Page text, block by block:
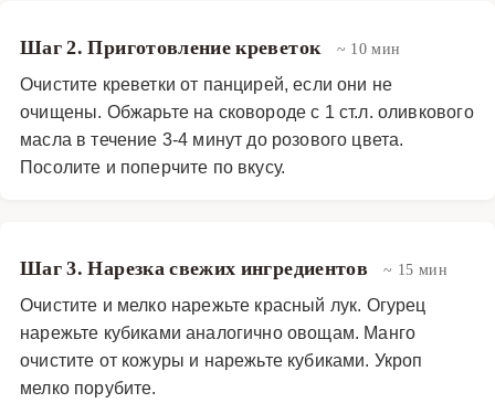
Шаг 2. Приготовление креветок ~ 10 мин
Очистите креветки от панцирей, если они не
очищены. Обжарьте на сковороде с 1 ст.л. оливкового
масла в течение 3-4 минут до розового цвета.
Посолите и поперчите по вкусу.
Шаг 3. Нарезка свежих ингредиентов ~ 15 мин
Очистите и мелко нарежьте красный лук. Огурец
нарежьте кубиками аналогично овощам. Манго
очистите от кожуры и нарежьте кубиками. Укроп
мелко порубите.